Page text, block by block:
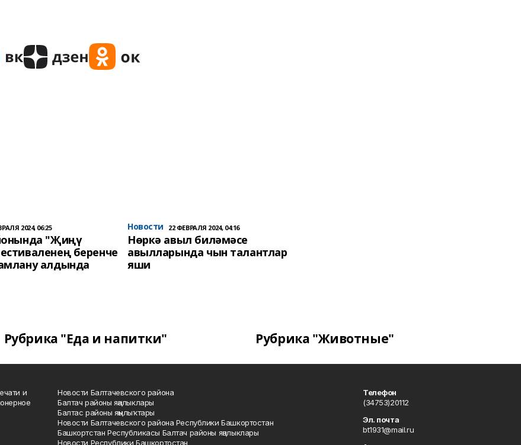
2024, 06:25
"Җиңү
беренче
алдында
Новости 22 ФЕВРАЛЯ 2024, 04:16
Нөркә авыл биләмәсе
авылларында чын талантлар
яши
Рубрика "Еда и напитки" Рубрика "Животные"
и
Новости Балтачевского района
Балтач районы яңалыклары
Балтас районы яңылыҡтары
Новости Балтачевского района Республики Башкортостан
Башкортстан Республикасы Балтач районы яңалыклары
Новости Республики Башкортостан
Телефон
(34753)20112
Эл. почта
bt1931@mail.ru